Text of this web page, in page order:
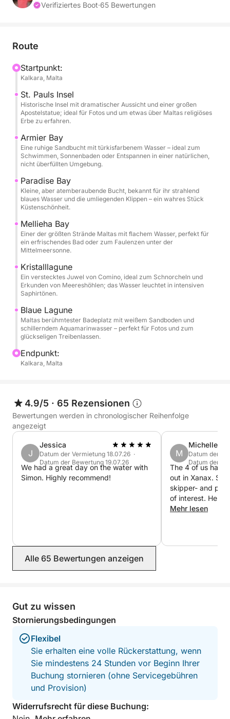
Bay aufbrechen, wo Sie entspannen und die
mit ruhigem Wasser, gefolgt von der berühmten
malerische Schönheit.
Weiter geht es zur Crystal Lagoon, einem ruhigen
Ort mit atemberaubendem türkisfarbenem Wasser,
der perfekte Fotomotive bietet. Abschließend
für ihr strahlend blaues Wasser, wo Sie schwimmen,
schnorcheln oder einfach im Paradies entspannen
können.
Während der gesamten Tour haben Sie die
Möglichkeit, sich zu entspannen und die
Getränken und mediterraner Sonne zu genießen.
Unsere erfahrene Crew sorgt dafür, dass Sie einen
reibungslosen und unvergesslichen Tag auf dem
Wasser verbringen.
Verifiziertes Boot·65 Bewertungen
Route
Startpunkt:
Kalkara, Malta
St. Pauls Insel
Historische Insel mit dramatischer Aussicht und einer großen
Apostelstatue; ideal für Fotos und um etwas über Maltas religiöses
Erbe zu erfahren.
Armier Bay
Eine ruhige Sandbucht mit türkisfarbenem Wasser – ideal zum
Schwimmen, Sonnenbaden oder Entspannen in einer natürlichen,
nicht überfüllten Umgebung.
Paradise Bay
Kleine, aber atemberaubende Bucht, bekannt für ihr strahlend
blaues Wasser und die umliegenden Klippen – ein wahres Stück
Küstenschönheit.
Mellieha Bay
Einer der größten Strände Maltas mit flachem Wasser, perfekt für
ein erfrischendes Bad oder zum Faulenzen unter der
Mittelmeersonne.
Kristalllagune
Ein verstecktes Juwel von Comino, ideal zum Schnorcheln und
Erkunden von Meereshöhlen; das Wasser leuchtet in intensiven
Saphirtönen.
Blaue Lagune
Maltas berühmtester Badeplatz mit weißem Sandboden und
schillerndem Aquamarinwasser – perfekt für Fotos und zum
glückseligen Treibenlassen.
Endpunkt:
Kalkara, Malta
4.9/5 · 65 Rezensionen
Bewertungen werden in chronologischer Reihenfolge
angezeigt
J
Jessica
Datum der Vermietung 18.07.26 ·
Datum der Bewertung 19.07.26
We had a great day on the water with
Simon. Highly recommend!
M
Michelle
Datum der
Datum der
The 4 of us had a most wonderful day
out in Xanax.
skipper- and
of interest. He
some fabulous
Mehr lesen
Alle 65 Bewertungen anzeigen
Gut zu wissen
Stornierungsbedingungen
Flexibel
Sie erhalten eine volle Rückerstattung, wenn
Sie mindestens 24 Stunden vor Beginn Ihrer
Buchung stornieren (ohne Servicegebühren
und Provision)
Widerrufsrecht für diese Buchung: